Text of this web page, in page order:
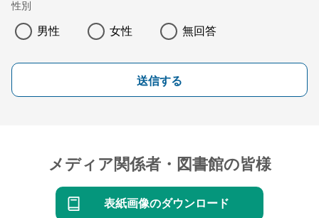
性別
男性 女性 無回答
送信する
メディア関係者・図書館の皆様
表紙画像のダウンロード